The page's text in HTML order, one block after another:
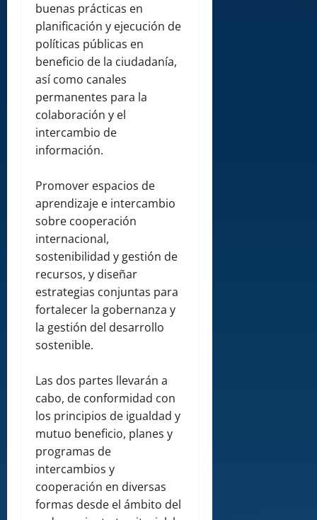
buenas prácticas en
planificación y ejecución de
políticas públicas en
beneficio de la ciudadanía,
así como canales
permanentes para la
colaboración y el
intercambio de
información.
Promover espacios de
aprendizaje e intercambio
sobre cooperación
internacional,
sostenibilidad y gestión de
recursos, y diseñar
estrategias conjuntas para
fortalecer la gobernanza y
la gestión del desarrollo
sostenible.
Las dos partes llevarán a
cabo, de conformidad con
los principios de igualdad y
mutuo beneficio, planes y
programas de
intercambios y
cooperación en diversas
formas desde el ámbito del